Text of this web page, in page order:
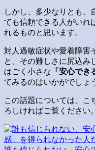
しかし、多少なりとも、
ても信頼できる人がいれ
れるものと思います。
対人過敏症状や愛着障害
と、その難しさに尻込み
はごく小さな 「安心でき
てみるのはいかがでしょ
この話題については、こ
ろしければご覧ください。